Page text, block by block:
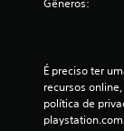
Gêneros:
É preciso ter
recursos
política de